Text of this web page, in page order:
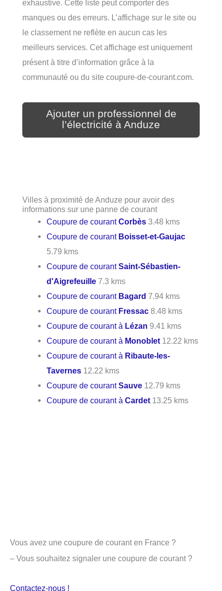
exhaustive. Cette liste peut comporter des
manques ou des erreurs. L’affichage sur le site ou
le classement ne reflète en aucun cas les
meilleurs services. Cet affichage est uniquement
présent à titre d’information grâce à la
communauté ou du site coupure-de-courant.com.
Ajouter un professionnel de
l’électricité à Anduze
Villes à proximité de Anduze pour avoir des
informations sur une panne de courant
Coupure de courantCorbès 3.48 kms
Coupure de courant Boisset-et-Gaujac
5.79 kms
Coupure de courantSaint-Sébastien-
d'Aigrefeuille 7.3 kms
Coupure de courant Bagard 7.94 kms
Coupure de courant Fressac 8.48 kms
Coupure de courant à Lézan 9.41 kms
Coupure de courant à Monoblet 12.22 kms
Coupure de courant à Ribaute-les-
Tavernes 12.22 kms
Coupure de courantSauve 12.79 kms
Coupure de courant àCardet 13.25 kms
Vous avez une coupure de courant en France ?
– Vous souhaitez signaler une coupure de courant ?
Contactez-nous !